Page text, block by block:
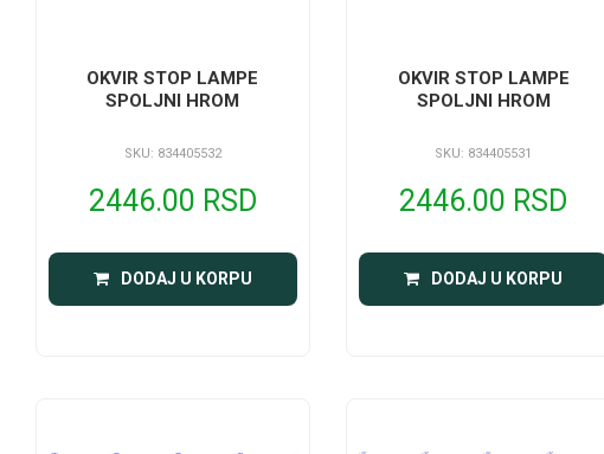
OKVIR STOP LAMPE
SPOLJNI HROM
SKU: 834405532
2446.00 RSD
DODAJ U KORPU
OKVIR STOP LAMPE
SPOLJNI HROM
SKU: 834405531
2446.00 RSD
DODAJ U KORPU